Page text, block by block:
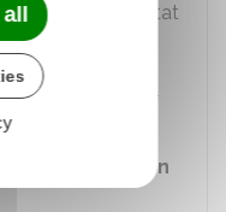
public de l'État
public
catégorie
être conclu pour
un passage en
all